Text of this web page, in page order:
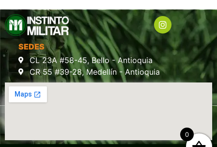
SEDES
CL 23A #58-45, Bello - Antioquia
CR 55 #39-28, Medellín - Antioquia
0